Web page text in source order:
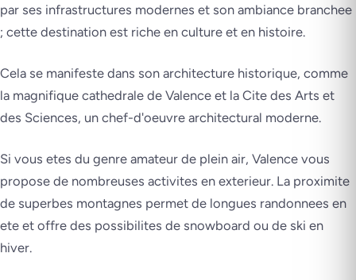
par ses infrastructures modernes et son ambiance branchee
; cette destination est riche en culture et en histoire.
Cela se manifeste dans son architecture historique, comme
la magnifique cathedrale de Valence et la Cite des Arts et
des Sciences, un chef-d'oeuvre architectural moderne.
Si vous etes du genre amateur de plein air, Valence vous
propose de nombreuses activites en exterieur. La proximite
de superbes montagnes permet de longues randonnees en
ete et offre des possibilites de snowboard ou de ski en
hiver.